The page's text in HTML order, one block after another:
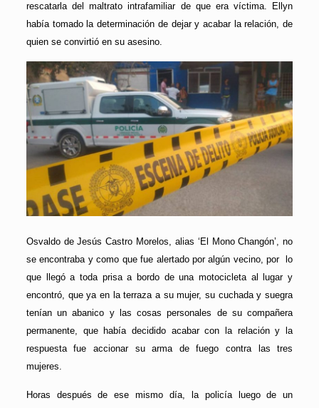
rescatarla del maltrato intrafamiliar de que era víctima. Ellyn
había tomado la determinación de dejar y acabar la relación, de
quien se convirtió en su asesino.
Osvaldo de Jesús Castro Morelos, alias ‘El Mono Changón’, no
se encontraba y como que fue alertado por algún vecino, por lo
que llegó a toda prisa a bordo de una motocicleta al lugar y
encontró, que ya en la terraza a su mujer, su cuchada y suegra
tenían un abanico y las cosas personales de su compañera
permanente, que había decidido acabar con la relación y la
respuesta fue accionar su arma de fuego contra las tres
mujeres.
Horas después de ese mismo día, la policía luego de un